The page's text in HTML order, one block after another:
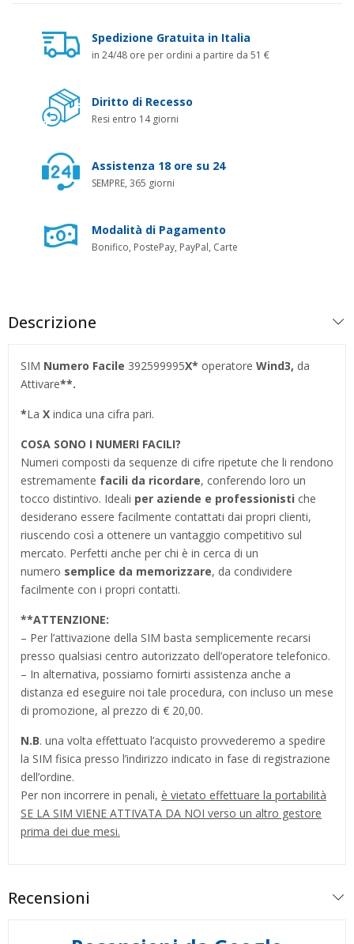
Spedizione Gratuita in Italia
in 24/48 ore per ordini a partire da 51 €
Diritto di Recesso
Resi entro 14 giorni
Assistenza 18 ore su 24
SEMPRE, 365 giorni
Modalità di Pagamento
Bonifico, PostePay, PayPal, Carte
Descrizione
SIM Numero Facile 392599995X* operatore Wind3, da
Attivare**.
*La X indica una cifra pari.
COSA SONO I NUMERI FACILI?
Numeri composti da sequenze di cifre ripetute che li rendono
estremamente facili da ricordare, conferendo loro un
tocco distintivo. Ideali per aziende e professionisti che
desiderano essere facilmente contattati dai propri clienti,
riuscendo così a ottenere un vantaggio competitivo sul
mercato. Perfetti anche per chi è in cerca di un
numero semplice da memorizzare, da condividere
facilmente con i propri contatti.
**ATTENZIONE:
– Per l’attivazione della SIM basta semplicemente recarsi
presso qualsiasi centro autorizzato dell’operatore telefonico.
– In alternativa, possiamo fornirti assistenza anche a
distanza ed eseguire noi tale procedura, con incluso un mese
di promozione, al prezzo di € 20,00.
N.B. una volta effettuato l’acquisto provvederemo a spedire
la SIM fisica presso l’indirizzo indicato in fase di registrazione
dell’ordine.
Per non incorrere in penali, è vietato effettuare la portabilità
SE LA SIM VIENE ATTIVATA DA NOI verso un altro gestore
prima dei due mesi.
Recensioni